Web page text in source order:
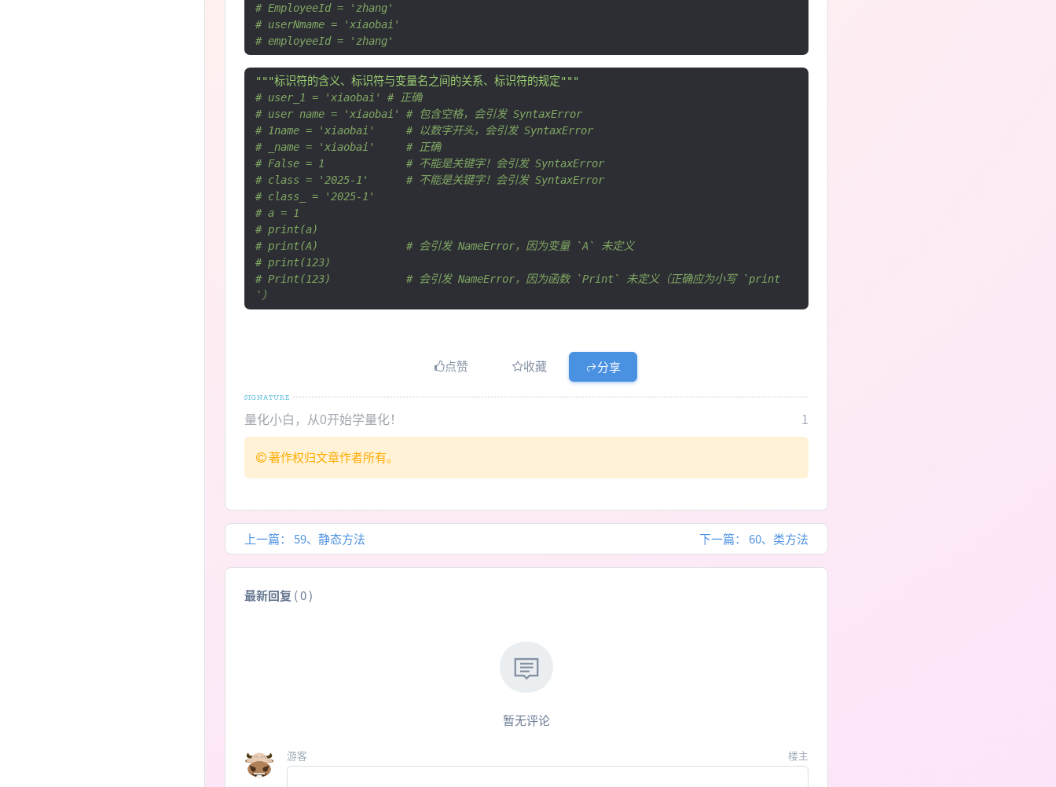
# EmployeeId = 'zhang'
# userNmame = 'xiaobai'
# employeeId = 'zhang'
"""标识符的含义、标识符与变量名之间的关系、标识符的规定"""
# user_1 = 'xiaobai' # 正确
# user name = 'xiaobai' # 包含空格，会引发 SyntaxError
# 1name = 'xiaobai'     # 以数字开头，会引发 SyntaxError
# _name = 'xiaobai'     # 正确
# False = 1             # 不能是关键字！会引发 SyntaxError
# class = '2025-1'      # 不能是关键字！会引发 SyntaxError
# class_ = '2025-1'
# a = 1
# print(a)
# print(A)              # 会引发 NameError，因为变量 `A` 未定义
# print(123)
# Print(123)            # 会引发 NameError，因为函数 `Print` 未定义（正确应为小写 `print
`）
点赞 收藏 分享
量化小白，从0开始学量化！ 1
著作权归文章作者所有。
上一篇： 59、静态方法 下一篇： 60、类方法
最新回复 (0)
暂无评论
游客 楼主